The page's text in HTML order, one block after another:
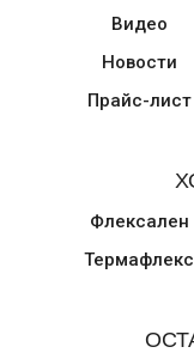
Видео
Новости
Прайс-лист
Флексален
Термафлекс